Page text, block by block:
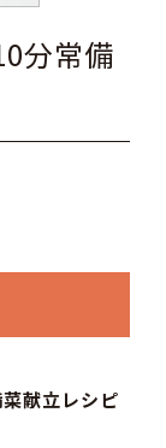
分常備
献立レシピ